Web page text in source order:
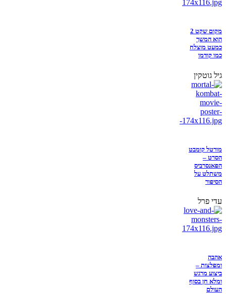
מקום שקט 2
הוא המשך
כמעט מוצלח
כמו קודמו
גיל גוטקין
מורטל קומבט
הסרט –
הפאנסרביס
משתלט על
הסיפור
עדי פרל
אהבה
ומפלצות –
ביצוע מרגש
ומלא חן בסוף
העולם